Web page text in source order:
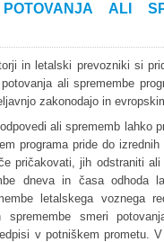
ALI
in letalski prevozniki si
ali spremembe
zakonodajo in
ali sprememb lahko
programa pride do
pričakovati, jih odstraniti
dneva in časa odhoda
letalskega voznega
smeri
v potniškem prometu.